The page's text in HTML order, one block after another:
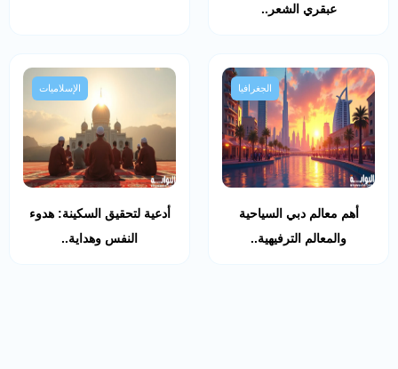
عبقري الشعر..
الجغرافيا
أهم معالم دبي السياحية
والمعالم الترفيهية..
الإسلاميات
أدعية لتحقيق السكينة: هدوء
النفس وهداية..